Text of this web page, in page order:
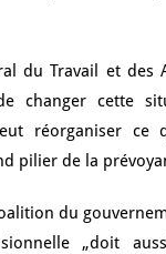
du Travail et des
changer cette
réorganiser ce
pilier de la
du
„doit